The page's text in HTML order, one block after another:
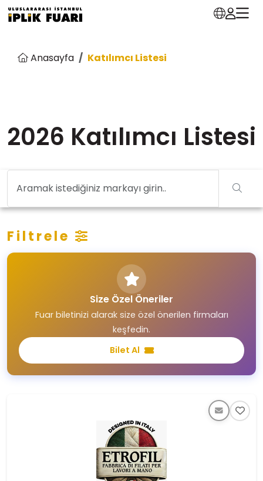
Anasayfa Katılımcı Listesi
2026 Katılımcı Listesi
Filtrele
Size Özel Öneriler
Fuar biletinizi alarak size özel önerilen firmaları
keşfedin.
Bilet Al